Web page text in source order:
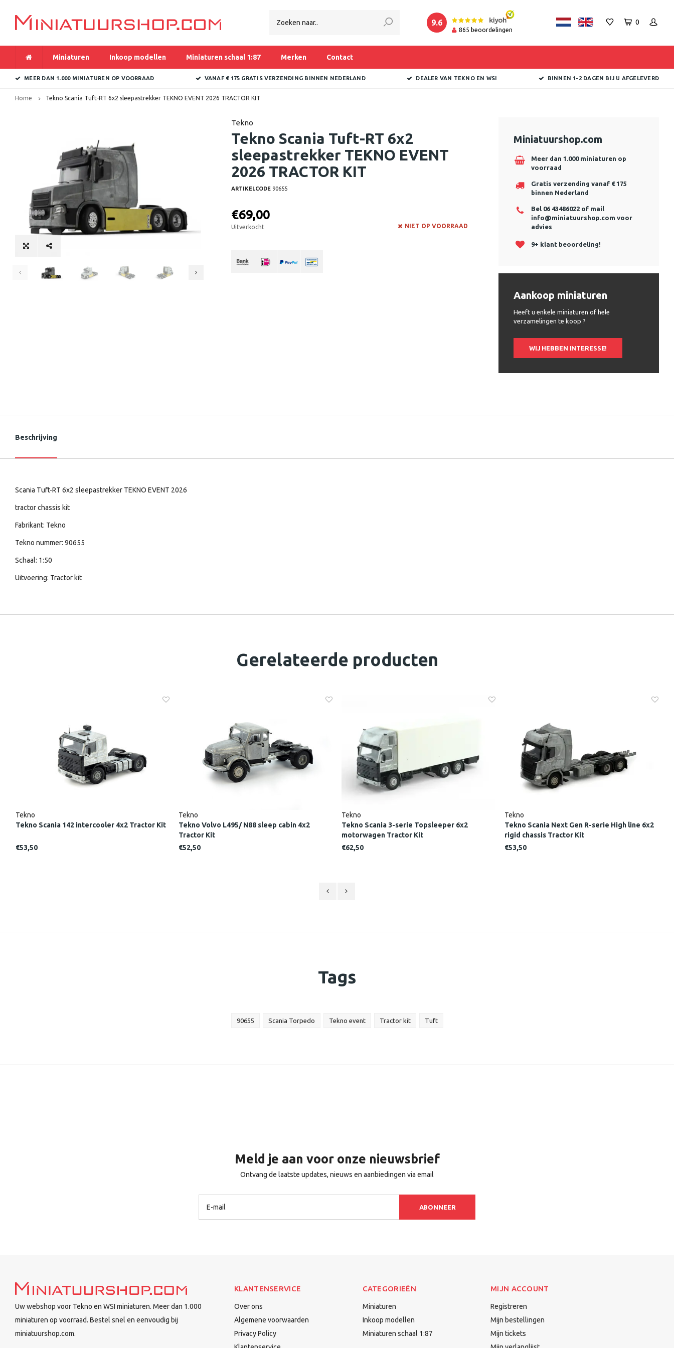
9.6
865 beoordelingen
0
Miniaturen Inkoop modellen Miniaturen schaal 1:87 Merken Contact
MEER DAN 1.000 MINIATUREN OP VOORRAAD VANAF € 175 GRATIS VERZENDING BINNEN NEDERLAND DEALER VAN TEKNO EN WSI BINNEN 1-2 DAGEN BIJ U AFGELEVERD
Home Tekno Scania Tuft-RT 6x2 sleepastrekker TEKNO EVENT 2026 TRACTOR KIT
Tekno
Tekno Scania Tuft-RT 6x2
sleepastrekker TEKNO EVENT
2026 TRACTOR KIT
ARTIKELCODE90655
€69,00
Uitverkocht NIET OP VOORRAAD
Miniatuurshop.com
Meer dan 1.000 miniaturen op
voorraad
Gratis verzending vanaf € 175
binnen Nederland
Bel 06 43486022 of mail
info@miniatuurshop.com voor
advies
9+ klant beoordeling!
Aankoop miniaturen
Heeft u enkele miniaturen of hele
verzamelingen te koop ?
WIJ HEBBEN INTERESSE!
Beschrijving
Scania Tuft-RT 6x2 sleepastrekker TEKNO EVENT 2026
tractor chassis kit
Fabrikant: Tekno
Tekno nummer: 90655
Schaal: 1:50
Uitvoering: Tractor kit
Gerelateerde producten
Tekno
Tekno Scania 142 intercooler 4x2 Tractor Kit
€53,50
Tekno
Tekno Volvo L495/ N88 sleep cabin 4x2
Tractor Kit
€52,50
Tekno
Tekno Scania 3-serie Topsleeper 6x2
motorwagen Tractor Kit
€62,50
Tekno
Tekno Scania Next Gen R-serie High line 6x2
rigid chassis Tractor Kit
€53,50
Tags
90655 Scania Torpedo Tekno event Tractor kit Tuft
Meld je aan voor onze nieuwsbrief
Ontvang de laatste updates, nieuws en aanbiedingen via email
ABONNEER
Uw webshop voor Tekno en WSI miniaturen. Meer dan 1.000
miniaturen op voorraad. Bestel snel en eenvoudig bij
miniatuurshop.com.
KLANTENSERVICE
Over ons
Algemene voorwaarden
Privacy Policy
CATEGORIEËN
Miniaturen
Inkoop modellen
Miniaturen schaal 1:87
MIJN ACCOUNT
Registreren
Mijn bestellingen
Mijn tickets